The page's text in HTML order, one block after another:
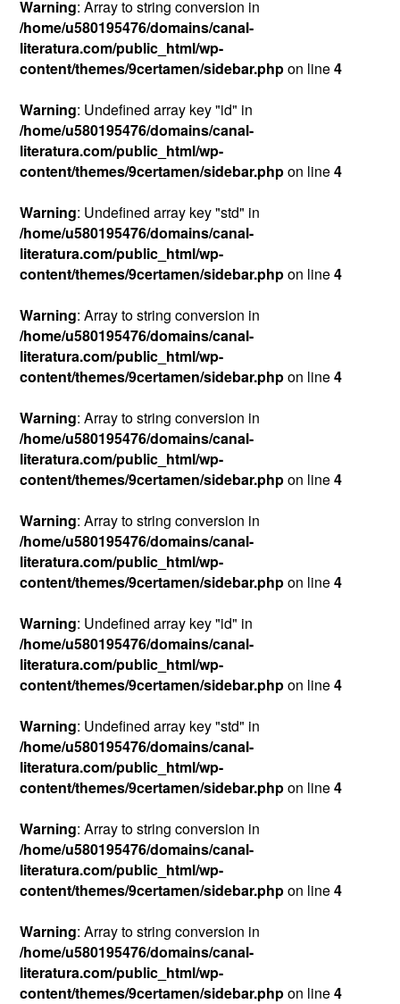
Warning: Array to string conversion in
/home/u580195476/domains/canal-
literatura.com/public_html/wp-
content/themes/9certamen/sidebar.phpon line4
Warning: Undefined array key "id" in
/home/u580195476/domains/canal-
literatura.com/public_html/wp-
content/themes/9certamen/sidebar.phpon line4
Warning: Undefined array key "std" in
/home/u580195476/domains/canal-
literatura.com/public_html/wp-
content/themes/9certamen/sidebar.phpon line4
Warning: Array to string conversion in
/home/u580195476/domains/canal-
literatura.com/public_html/wp-
content/themes/9certamen/sidebar.phpon line4
Warning: Array to string conversion in
/home/u580195476/domains/canal-
literatura.com/public_html/wp-
content/themes/9certamen/sidebar.phpon line4
Warning: Array to string conversion in
/home/u580195476/domains/canal-
literatura.com/public_html/wp-
content/themes/9certamen/sidebar.phpon line4
Warning: Undefined array key "id" in
/home/u580195476/domains/canal-
literatura.com/public_html/wp-
content/themes/9certamen/sidebar.phpon line4
Warning: Undefined array key "std" in
/home/u580195476/domains/canal-
literatura.com/public_html/wp-
content/themes/9certamen/sidebar.phpon line4
Warning: Array to string conversion in
/home/u580195476/domains/canal-
literatura.com/public_html/wp-
content/themes/9certamen/sidebar.phpon line4
Warning: Array to string conversion in
/home/u580195476/domains/canal-
literatura.com/public_html/wp-
content/themes/9certamen/sidebar.phpon line4